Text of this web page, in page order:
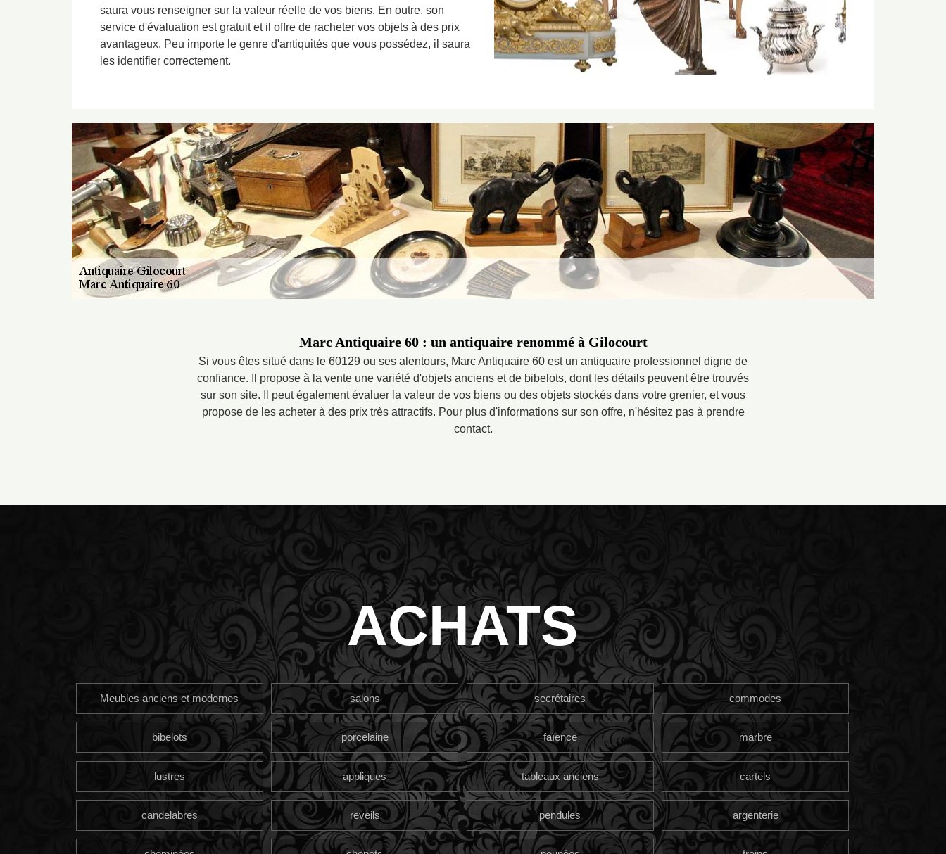
saura vous renseigner sur la valeur réelle de vos biens. En outre, son
service d'évaluation est gratuit et il offre de racheter vos objets à des prix
avantageux. Peu importe le genre d'antiquités que vous possédez, il saura
les identifier correctement.
Marc Antiquaire 60 : un antiquaire renommé à Gilocourt
Si vous êtes situé dans le 60129 ou ses alentours, Marc Antiquaire 60 est un antiquaire professionnel digne de
confiance. Il propose à la vente une variété d'objets anciens et de bibelots, dont les détails peuvent être trouvés
sur son site. Il peut également évaluer la valeur de vos biens ou des objets stockés dans votre grenier, et vous
propose de les acheter à des prix très attractifs. Pour plus d'informations sur son offre, n'hésitez pas à prendre
contact.
ACHATS
Meubles anciens et modernes salons secrétaires commodes
bibelots porcelaine faïence marbre
lustres appliques tableaux anciens cartels
candelabres reveils pendules argenterie